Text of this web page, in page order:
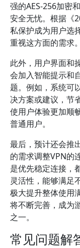
强的AES-256加密
安全无忧。根据《
私保护成为用户选
重视这方面的需求。
此外，用户界面和
会加入智能提示和
题。例如，系统可
决方案或建议，节
使用户体验更加顺
普通用户。
最后，预计还会推
的需求调整VPN的
是优先稳定连接，
灵活性，能够满足
极大提升整体使用
将不断完善，成为
之一。
常见问题解